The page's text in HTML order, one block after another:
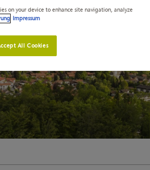
on your device to enhance site navigation, analyze
Impressum
All Cookies